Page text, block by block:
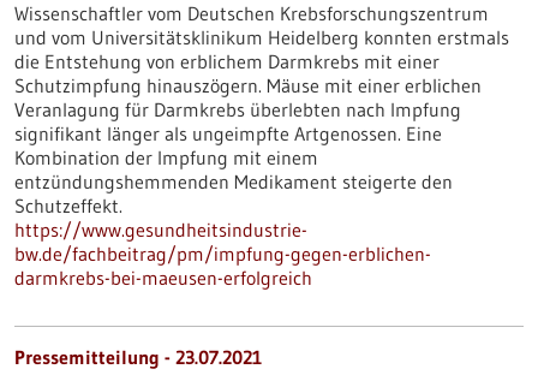
Wissenschaftler vom Deutschen Krebsforschungszentrum
und vom Universitätsklinikum Heidelberg konnten erstmals
die Entstehung von erblichem Darmkrebs mit einer
Schutzimpfung hinauszögern. Mäuse mit einer erblichen
Veranlagung für Darmkrebs überlebten nach Impfung
signifikant länger als ungeimpfte Artgenossen. Eine
Kombination der Impfung mit einem
entzündungshemmenden Medikament steigerte den
Schutzeffekt.
https://www.gesundheitsindustrie-
bw.de/fachbeitrag/pm/impfung-gegen-erblichen-
darmkrebs-bei-maeusen-erfolgreich
Pressemitteilung - 23.07.2021